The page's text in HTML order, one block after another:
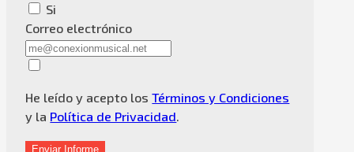
Si
Correo electrónico
He leído y acepto losTérminos y Condiciones
y la Política de Privacidad.
Enviar Informe